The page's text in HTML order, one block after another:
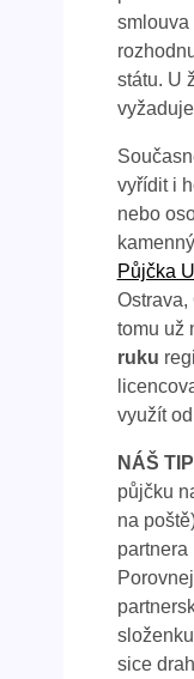
smlouva
státu. U
vyřídit i
nebo
Půjčka
Ostrava,
tomu už
ruku
využít
NÁŠ
půjčku
na
partnera
sice